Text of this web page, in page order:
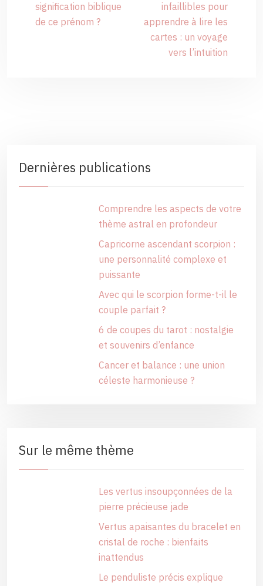
signification biblique
de ce prénom ?
infaillibles pour
apprendre à lire les
cartes : un voyage
vers l’intuition
Dernières publications
Comprendre les aspects de votre
thème astral en profondeur
Capricorne ascendant scorpion :
une personnalité complexe et
puissante
Avec qui le scorpion forme-t-il le
couple parfait ?
6 de coupes du tarot : nostalgie
et souvenirs d’enfance
Cancer et balance : une union
céleste harmonieuse ?
Sur le même thème
Les vertus insoupçonnées de la
pierre précieuse jade
Vertus apaisantes du bracelet en
cristal de roche : bienfaits
inattendus
Le penduliste précis explique